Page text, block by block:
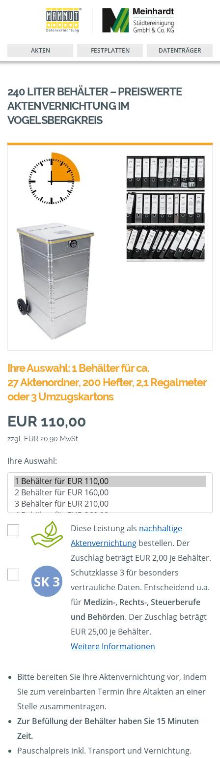
AKTEN FESTPLATTEN DATENTRÄGER
240 LITER BEHÄLTER – PREISWERTE
AKTENVERNICHTUNG IM
VOGELSBERGKREIS
Ihre Auswahl: 1 Behälter für ca.
27 Aktenordner, 200 Hefter, 2,1 Regalmeter
oder 3 Umzugskartons
EUR 110,00
zzgl. EUR 20,90 MwSt.
Ihre Auswahl:
Diese Leistung als nachhaltige
Aktenvernichtung bestellen. Der
Zuschlag beträgt EUR 2,00 je Behälter.
Schutzklasse 3 für besonders
vertrauliche Daten. Entscheidend u.a.
für Medizin-, Rechts-, Steuerberufe
und Behörden. Der Zuschlag beträgt
EUR 25,00 je Behälter.
Weitere Informationen
Bitte bereiten Sie Ihre Aktenvernichtung vor, indem
Sie zum vereinbarten Termin Ihre Altakten an einer
Stelle zusammentragen.
Zur Befüllung der Behälter haben Sie 15 Minuten
Zeit.
Pauschalpreis inkl. Transport und Vernichtung.